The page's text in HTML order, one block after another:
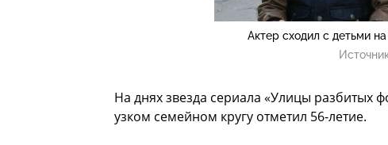
Актер сходил с детьми
На днях звезда сериала «Улицы разбитых
узком семейном кругу отметил 56-летие.